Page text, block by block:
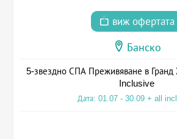
виж офертата
Банско
5-звездно СПА Преживяване в Гранд
Inclusive
Дата: 01.07 - 30.09 + all